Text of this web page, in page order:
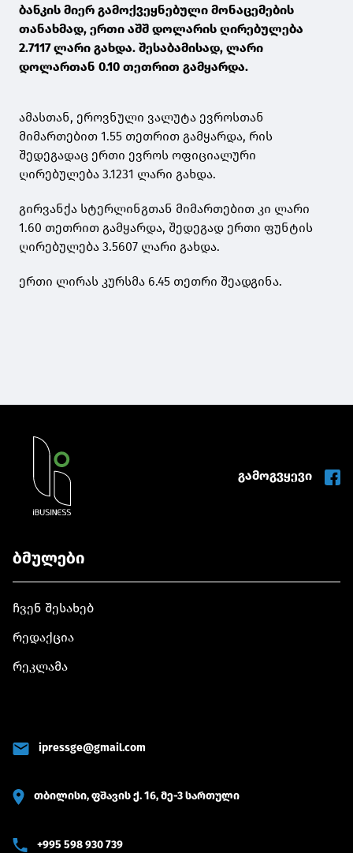
ბანკის მიერ გამოქვეყნებული მონაცემების
თანახმად, ერთი აშშ დოლარის ღირებულება
2.7117 ლარი გახდა. შესაბამისად, ლარი
დოლართან 0.10 თეთრით გამყარდა.
ამასთან, ეროვნული ვალუტა ევროსთან
მიმართებით 1.55 თეთრით გამყარდა, რის
შედეგადაც ერთი ევროს ოფიციალური
ღირებულება 3.1231 ლარი გახდა.
გირვანქა სტერლინგთან მიმართებით კი ლარი
1.60 თეთრით გამყარდა, შედეგად ერთი ფუნტის
ღირებულება 3.5607 ლარი გახდა.
ერთი ლირას კურსმა 6.45 თეთრი შეადგინა.
გამოგვყევი
ბმულები
ჩვენ შესახებ
რედაქცია
რეკლამა
ipressge@gmail.com
თბილისი, ფშავის ქ. 16, მე-3 სართული
+995 598 930 739